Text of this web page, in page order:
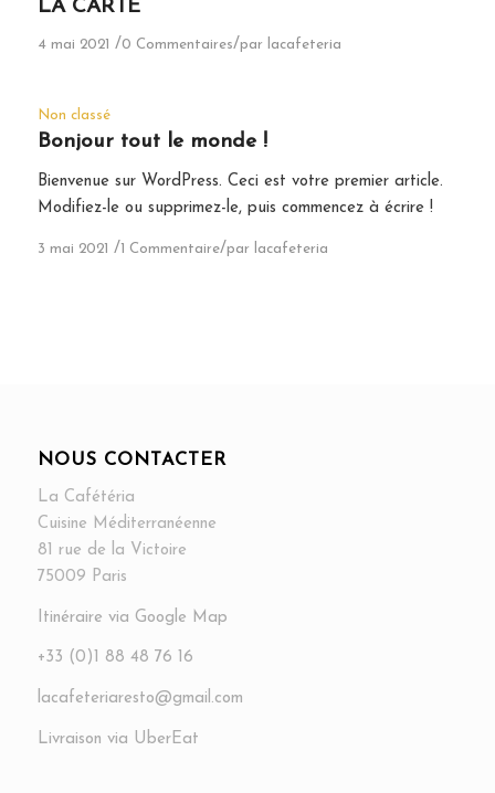
LA CARTE
4 mai 2021 /0 Commentaires/par lacafeteria
Non classé
Bonjour tout le monde !
Bienvenue sur WordPress. Ceci est votre premier article.
Modifiez-le ou supprimez-le, puis commencez à écrire !
3 mai 2021 /1 Commentaire/par lacafeteria
NOUS CONTACTER
La Cafétéria
Cuisine Méditerranéenne
81 rue de la Victoire
75009 Paris
Itinéraire via Google Map
+33 (0)1 88 48 76 16
lacafeteriaresto@gmail.com
Livraison via UberEat